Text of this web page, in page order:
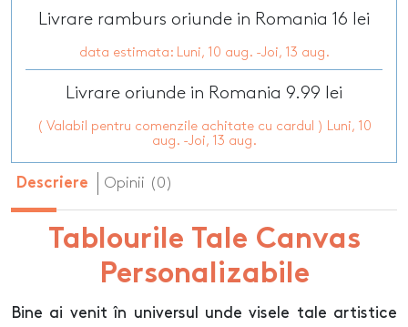
Livrare ramburs oriunde in Romania 16 lei
data estimata: Luni, 10 aug. -Joi, 13 aug.
Livrare oriunde in Romania 9.99 lei
( Valabil pentru comenzile achitate cu cardul ) Luni, 10
aug. -Joi, 13 aug.
Descriere Opinii (0)
Tablourile Tale Canvas
Personalizabile
Bine ai venit în universul unde visele tale artistice